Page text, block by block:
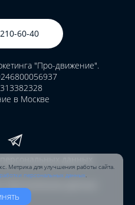
60-40
"Про-движение".
в Москве
данных
Метрика для улучшения работы сайта.
персональных данных.